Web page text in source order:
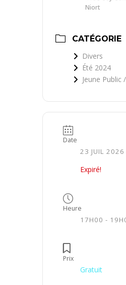
Niort
CATÉGORIE
Divers
Été 2024
Jeune Public
Date
23 JUIL 2026
Expiré!
Heure
17H00 -
Prix
Gratuit